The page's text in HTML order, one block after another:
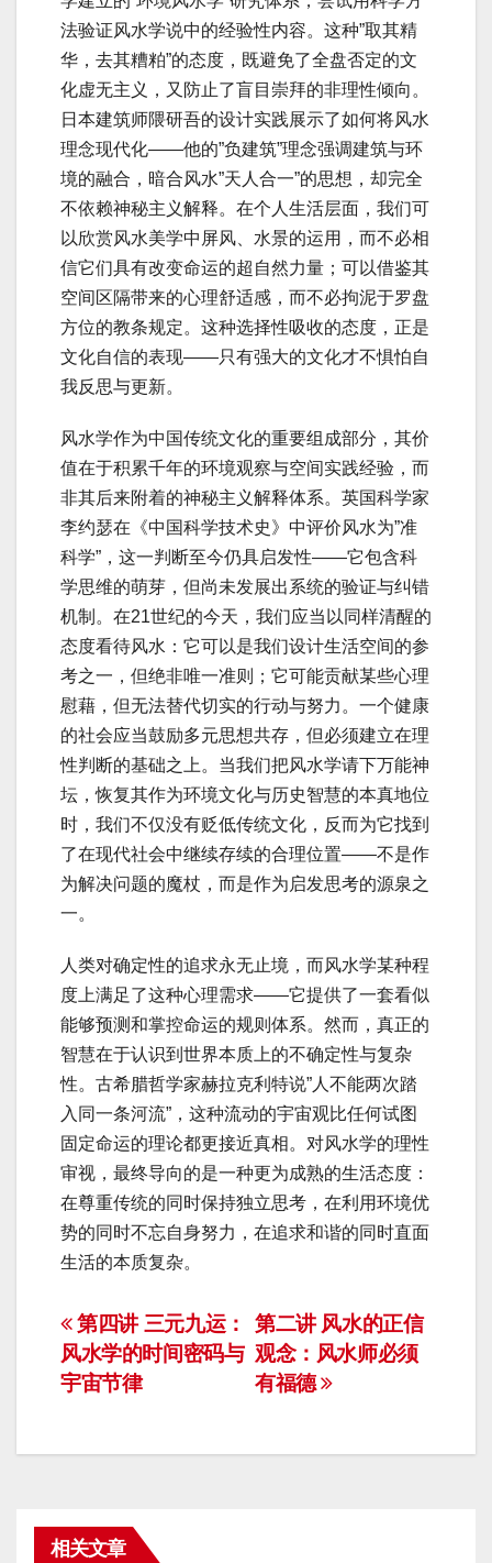
法验证风水学说中的经验性内容。这种”取其精
华，去其糟粕”的态度，既避免了全盘否定的文
化虚无主义，又防止了盲目崇拜的非理性倾向。
日本建筑师隈研吾的设计实践展示了如何将风水
理念现代化——他的”负建筑”理念强调建筑与环
境的融合，暗合风水”天人合一”的思想，却完全
不依赖神秘主义解释。在个人生活层面，我们可
以欣赏风水美学中屏风、水景的运用，而不必相
信它们具有改变命运的超自然力量；可以借鉴其
空间区隔带来的心理舒适感，而不必拘泥于罗盘
方位的教条规定。这种选择性吸收的态度，正是
文化自信的表现——只有强大的文化才不惧怕自
我反思与更新。
风水学作为中国传统文化的重要组成部分，其价
值在于积累千年的环境观察与空间实践经验，而
非其后来附着的神秘主义解释体系。英国科学家
李约瑟在《中国科学技术史》中评价风水为”准
科学”，这一判断至今仍具启发性——它包含科
学思维的萌芽，但尚未发展出系统的验证与纠错
机制。在21世纪的今天，我们应当以同样清醒的
态度看待风水：它可以是我们设计生活空间的参
考之一，但绝非唯一准则；它可能贡献某些心理
慰藉，但无法替代切实的行动与努力。一个健康
的社会应当鼓励多元思想共存，但必须建立在理
性判断的基础之上。当我们把风水学请下万能神
坛，恢复其作为环境文化与历史智慧的本真地位
时，我们不仅没有贬低传统文化，反而为它找到
了在现代社会中继续存续的合理位置——不是作
为解决问题的魔杖，而是作为启发思考的源泉之
一。
人类对确定性的追求永无止境，而风水学某种程
度上满足了这种心理需求——它提供了一套看似
能够预测和掌控命运的规则体系。然而，真正的
智慧在于认识到世界本质上的不确定性与复杂
性。古希腊哲学家赫拉克利特说”人不能两次踏
入同一条河流”，这种流动的宇宙观比任何试图
固定命运的理论都更接近真相。对风水学的理性
审视，最终导向的是一种更为成熟的生活态度：
在尊重传统的同时保持独立思考，在利用环境优
势的同时不忘自身努力，在追求和谐的同时直面
生活的本质复杂。
文
章
航
第二讲 风水的正信
观念：风水师必须
有福德
第四讲 三元九运：
风水学的时间密码与
宇宙节律
相关文章